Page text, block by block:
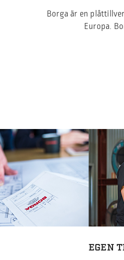
Borga är en
Europa.
EGEN